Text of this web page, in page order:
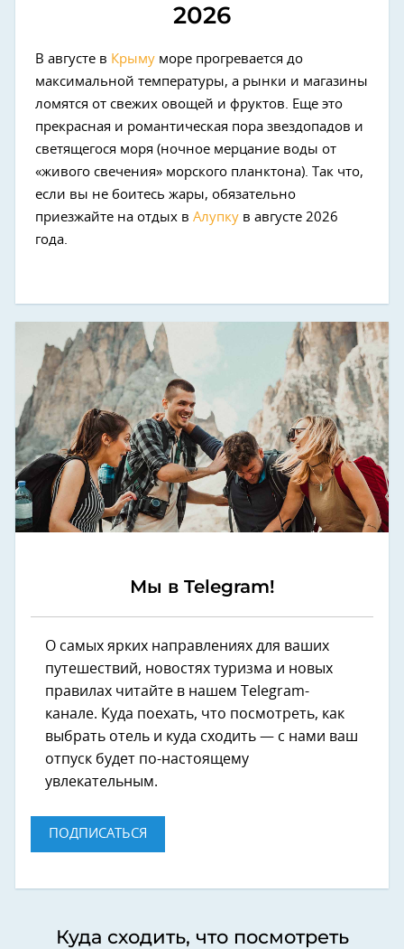
2026
В августе в Крыму море прогревается до
максимальной температуры, а рынки и магазины
ломятся от свежих овощей и фруктов. Еще это
прекрасная и романтическая пора звездопадов и
светящегося моря (ночное мерцание воды от
«живого свечения» морского планктона). Так что,
если вы не боитесь жары, обязательно
приезжайте на отдых в Алупку в августе 2026
года.
Мы в Telegram!
О самых ярких направлениях для ваших
путешествий, новостях туризма и новых
правилах читайте в нашем Telegram-
канале. Куда поехать, что посмотреть, как
выбрать отель и куда сходить — с нами ваш
отпуск будет по-настоящему
увлекательным.
ПОДПИСАТЬСЯ
Куда сходить, что посмотреть